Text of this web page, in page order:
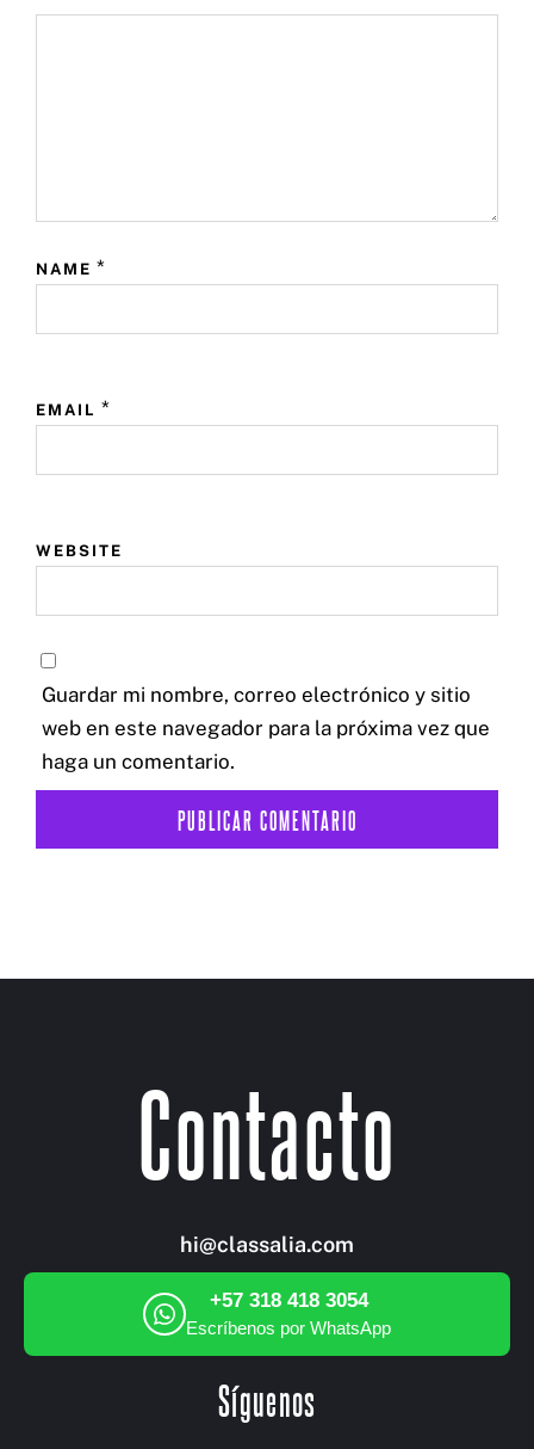
NAME *
EMAIL *
WEBSITE
Guardar mi nombre, correo electrónico y sitio
web en este navegador para la próxima vez que
haga un comentario.
Contacto
hi@classalia.com
+57 318 418 3054
Escríbenos por WhatsApp
Síguenos